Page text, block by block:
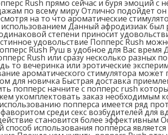
Rush прямо сейчас и буря
по всему миру Отлично подойдет
на то что ароматические
использованием Данный афродизиак
степени приносит
удовольствие Попперс Rush
Rush Руш в удобное для Вас
Rush или сразу несколько разных
то вечеринка или эротические
ароматического стимулятора
для новичка Быстрая доставка
попперс начните с попперс rush
укомплектовать заказ необходимым
попперса имеется ряд
среди секс возбудителей для
становится более
способ использования попперса